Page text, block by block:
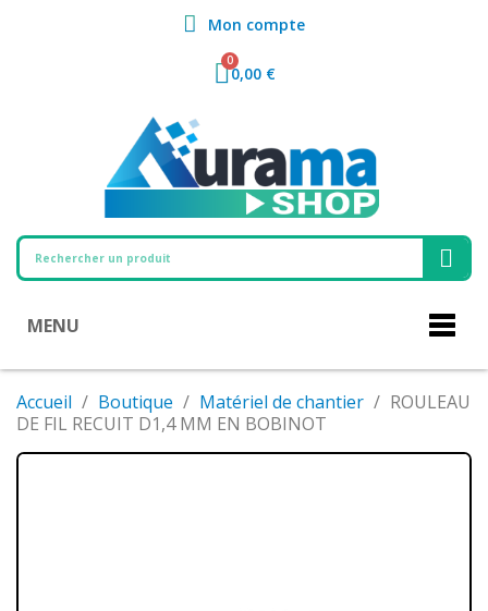
Mon compte
0,00 €
MENU
Accueil Boutique Matériel de chantier
ROULEAU
DE FIL RECUIT D1,4 MM EN BOBINOT